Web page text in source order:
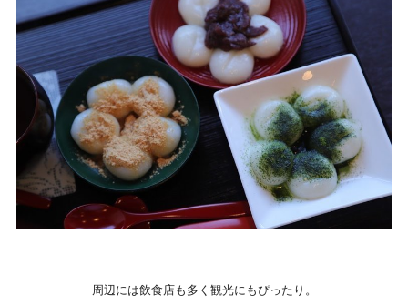
周辺には飲食店も多く観光にもぴったり。